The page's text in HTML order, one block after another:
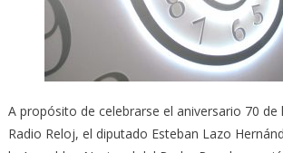
A propósito de celebrarse el aniversario 70 de
Radio Reloj, el diputado Esteban Lazo